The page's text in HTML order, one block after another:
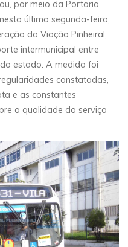
por meio da Portaria
última segunda-feira,
da Viação Pinheiral,
intermunicipal entre
estado. A medida foi
constatadas,
e as constantes
a qualidade do serviço